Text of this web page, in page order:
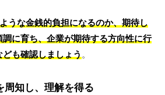
うな金銭的負担になるのか、期待し
に育ち、企業が期待する方向性に行
も確認しましょう 。
周知し、理解を得る